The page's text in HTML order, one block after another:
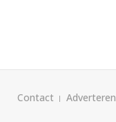
Contact Adverteren